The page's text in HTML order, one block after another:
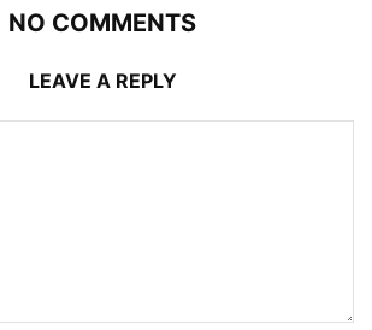
NO COMMENTS
LEAVE A REPLY